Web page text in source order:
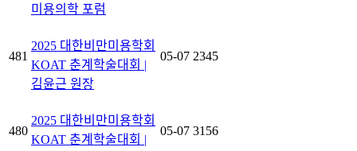
미용의학 포럼
481
2025 대한비만미용학회
KOAT 춘계학술대회 |
김윤근 원장
05-07 2345
480
2025 대한비만미용학회
KOAT 춘계학술대회 |
05-07 3156